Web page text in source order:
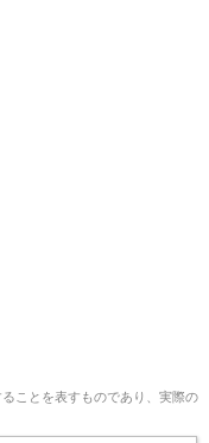
ことを表すものであり、実際の